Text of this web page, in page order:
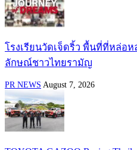
โรงเรียนวัดเจ็ดริ้ว พื้นที่ที่หล่อ
ลักษณ์ชาวไทยรามัญ
PR NEWS August 7, 2026